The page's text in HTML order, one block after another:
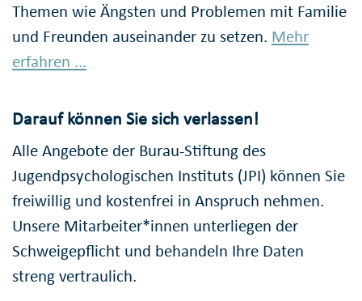
Themen wie Ängsten und Problemen mit Familie
und Freunden auseinander zu setzen. Mehr
erfahren ...
Darauf können Sie sich verlassen!
Alle Angebote der Burau-Stiftung des
Jugendpsychologischen Instituts (JPI) können Sie
freiwillig und kostenfrei in Anspruch nehmen.
Unsere Mitarbeiter*innen unterliegen der
Schweigepflicht und behandeln Ihre Daten
streng vertraulich.